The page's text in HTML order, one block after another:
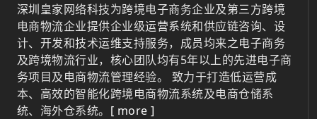
深圳皇家网络科技为跨境电子商务企业及第三方跨境
电商物流企业提供企业级运营系统和供应链咨询、设
计、开发和技术运维支持服务，成员均来之电子商务
及跨境物流行业，核心团队均有5年以上的先进电子商
务项目及电商物流管理经验。 致力于打造低运营成
本、高效的智能化跨境电商物流系统及电商仓储系
统、海外仓系统。 [ more ]